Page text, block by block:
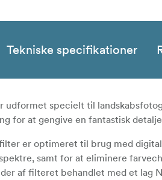
Tekniske specifikationer
udformet specielt til
for at gengive en fantastisk
er optimeret til brug med
samt for at eliminere
af filteret behandlet med et lag